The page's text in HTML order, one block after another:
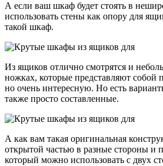
А если ваш шкаф будет стоять в
использовать стены как опору для
такой шкаф.
Из ящиков отлично смотрятся и
ножках, которые представляют собой
но очень интересную. Но есть
также просто составленные.
А как вам такая оригинальная
открытой частью в разные стороны и
который можно использовать с двух